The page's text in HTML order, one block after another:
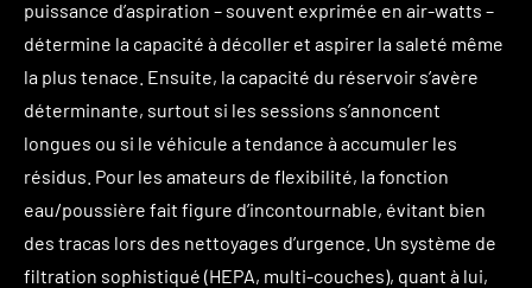
puissance d’aspiration – souvent exprimée en air-watts –
détermine la capacité à décoller et aspirer la saleté même
la plus tenace. Ensuite, la capacité du réservoir s’avère
déterminante, surtout si les sessions s’annoncent
longues ou si le véhicule a tendance à accumuler les
résidus. Pour les amateurs de flexibilité, la fonction
eau/poussière fait figure d’incontournable, évitant bien
des tracas lors des nettoyages d’urgence. Un système de
filtration sophistiqué (HEPA, multi-couches), quant à lui,